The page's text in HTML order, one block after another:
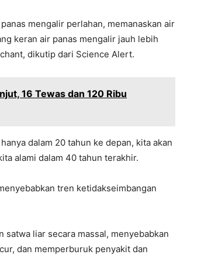
mengalir perlahan, memanaskan air
keran air panas mengalir jauh lebih
dikutip dari Science Alert.
16 Tewas dan 120 Ribu
dalam 20 tahun ke depan, kita akan
alami dalam 40 tahun terakhir.
tren ketidakseimbangan
liar secara massal, menyebabkan
dan memperburuk penyakit dan